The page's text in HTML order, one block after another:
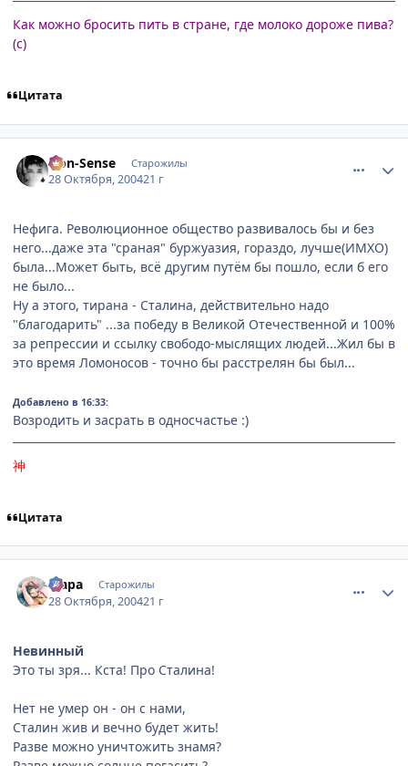
Как можно бросить пить в стране, где молоко дороже пива?
(с)
Цитата
Non-Sense Старожилы
28 Октября, 200421 г
Нефига. Революционное общество развивалось бы и без
него...даже эта "сраная" буржуазия, гораздо, лучше(ИМХО)
была...Может быть, всё другим путём бы пошло, если б его
не было...
Ну а этого, тирана - Сталина, действительно надо
"благодарить" ...за победу в Великой Отечественной и 100%
за репрессии и ссылку свободо-мыслящих людей...Жил бы в
это время Ломоносов - точно бы расстрелян бы был...
Добавлено в 16:33:
Возродить и засрать в односчастье :)
神
Цитата
Мара Старожилы
28 Октября, 200421 г
Невинный
Это ты зря... Кста! Про Сталина!
Нет не умер он - он с нами,
Сталин жив и вечно будет жить!
Разве можно уничтожить знамя?